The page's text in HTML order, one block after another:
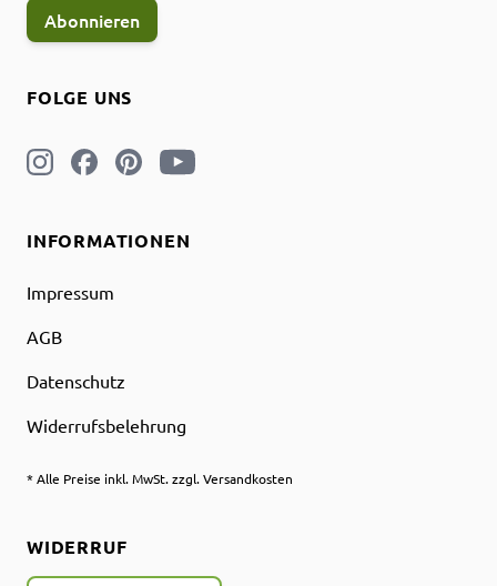
INFORMATIONEN
Impressum
AGB
Datenschutz
Widerrufsbelehrung
* Alle Preise inkl. MwSt. zzgl. Versandkosten
FOLGE UNS
Abonnieren
WIDERRUF